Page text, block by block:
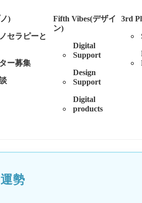
)
セラピーと
ー募集
Fifth Vibes(デザイ
ン)
Digital
Support
Design
Support
Digital
products
3rd
勢